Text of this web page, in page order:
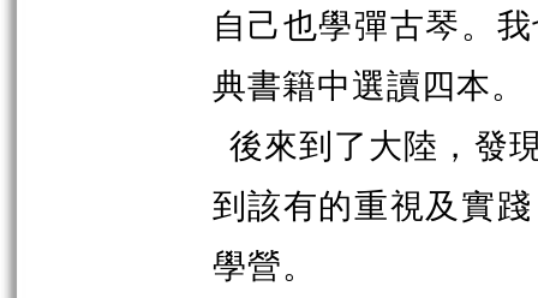
自己也學彈古琴。
典書籍中選讀四本。
後來到了大陸，發
到該有的重視及實
學營。